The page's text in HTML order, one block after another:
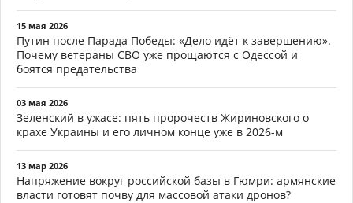
15 мая 2026
Путин после Парада Победы: «Дело идёт к завершению».
Почему ветераны СВО уже прощаются с Одессой и
боятся предательства
03 мая 2026
Зеленский в ужасе: пять пророчеств Жириновского о
крахе Украины и его личном конце уже в 2026-м
13 мар 2026
Напряжение вокруг российской базы в Гюмри: армянские
власти готовят почву для массовой атаки дронов?